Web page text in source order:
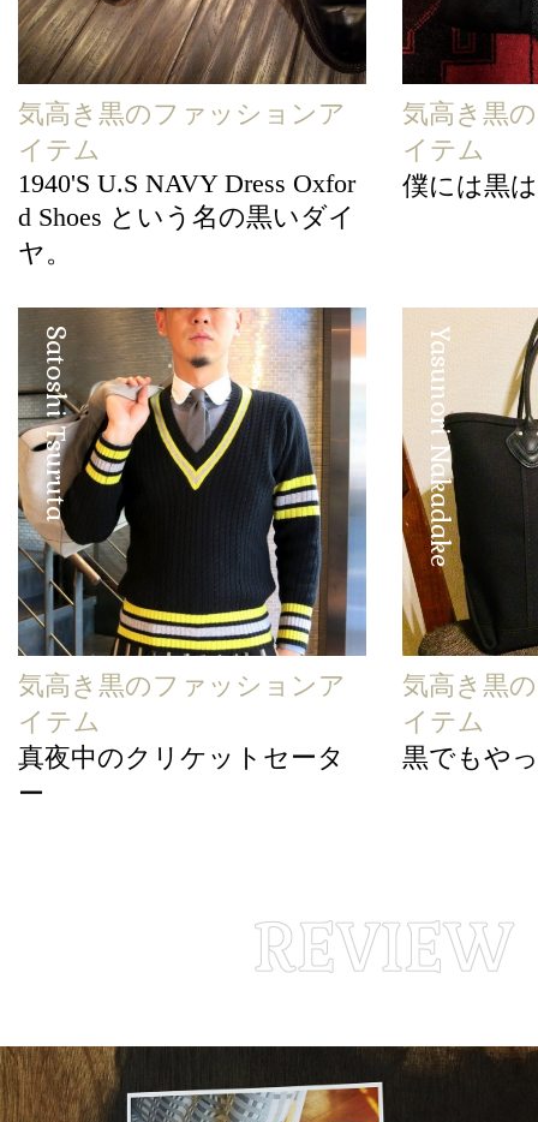
気高き黒のファッションア
イテム
1940'S U.S NAVY Dress Oxfor
d Shoes という名の黒いダイ
ヤ。
気高き黒
イテム
僕には黒
Satoshi Tsuruta
気高き黒のファッションア
イテム
真夜中のクリケットセータ
ー
Yasunori Nakadake
気高き黒
イテム
黒でもや